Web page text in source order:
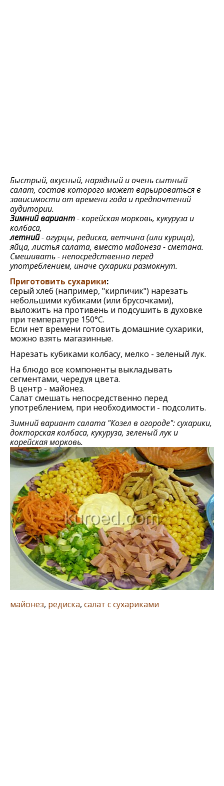
Быстрый, вкусный, нарядный и очень сытный
салат, состав которого может варьироваться в
зависимости от времени года и предпочтений
аудитории.
Зимний вариант- корейская морковь, кукуруза и
колбаса,
летний- огурцы, редиска, ветчина (или курица),
яйца, листья салата, вместо майонеза - сметана.
Смешивать - непосредственно перед
употреблением, иначе сухарики размокнут.
Приготовить сухарики:
серый хлеб (например, "кирпичик") нарезать
небольшими кубиками (или брусочками),
выложить на противень и подсушить в духовке
при температуре 150°С.
Если нет времени готовить домашние сухарики,
можно взять магазинные.
Нарезать кубиками колбасу, мелко - зеленый лук.
На блюдо все компоненты выкладывать
сегментами, чередуя цвета.
В центр - майонез.
Салат смешать непосредственно перед
употреблением, при необходимости - подсолить.
Зимний вариант салата "Козел в огороде": сухарики,
докторская колбаса, кукуруза, зеленый лук и
корейская морковь.
майонез, редиска, салат с сухариками